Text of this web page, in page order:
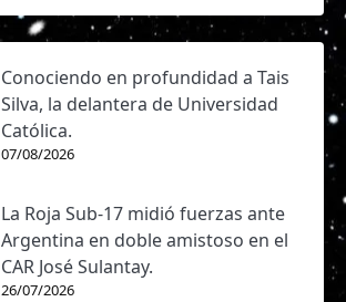
Conociendo en profundidad a Tais
Silva, la delantera de Universidad
Católica.
07/08/2026
La Roja Sub-17 midió fuerzas ante
Argentina en doble amistoso en el
CAR José Sulantay.
26/07/2026